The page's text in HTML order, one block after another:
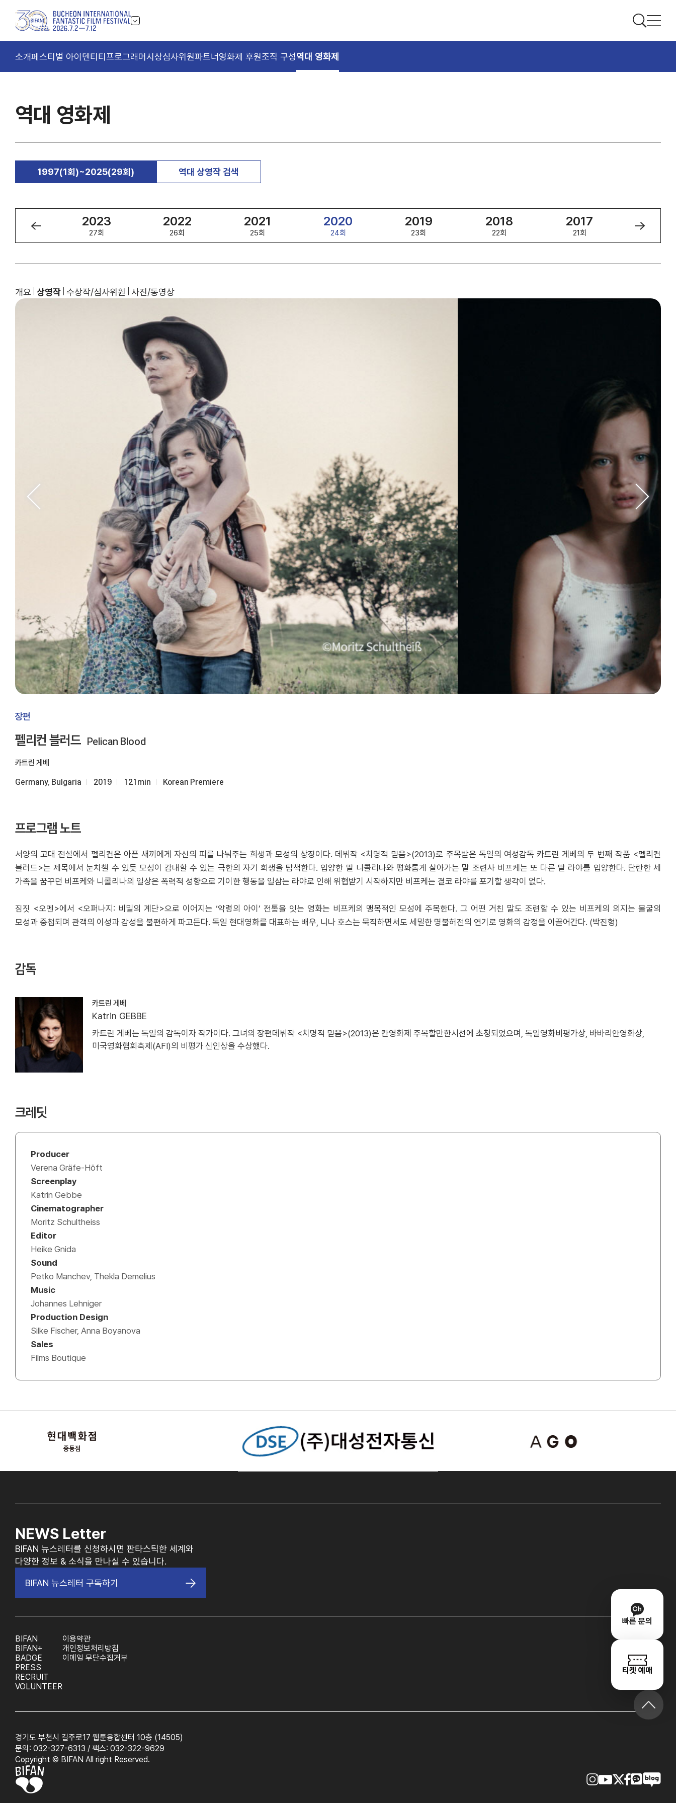
빠른 문의
티켓 예매
소개페스티벌 아이덴티티 프로그래머시상심사위원파트너영화제 후원조직 구성역대 영화제
역대 영화제
1997(1회)~2025(29회) 역대 상영작 검색
2023
27회
2022
26회
2021
25회
2020
24회
2019
23회
2018
22회
2017
21회
개요 상영작 수상작/심사위원 사진/동영상
장편
펠리컨 블러드 Pelican Blood
카트린 게베
Germany, Bulgaria 2019 121min Korean Premiere
프로그램 노트
서양의 고대 전설에서 펠리컨은 아픈 새끼에게 자신의 피를 나눠주는 희생과 모성의 상징이다. 데뷔작 <치명적 믿음>(2013)로 주목받은 독일의 여성감독 카트린 게베의 두 번째 작품 <펠리컨
블러드>는 제목에서 눈치챌 수 있듯 모성이 감내할 수 있는 극한의 자기 희생을 탐색한다. 입양한 딸 니콜리나와 평화롭게 살아가는 말 조련사 비프케는 또 다른 딸 라야를 입양한다. 단란한 세
가족을 꿈꾸던 비프케와 니콜리나의 일상은 폭력적 성향으로 기이한 행동을 일삼는 라야로 인해 위협받기 시작하지만 비프케는 결코 라야를 포기할 생각이 없다.
짐짓 <오멘>에서 <오퍼나지: 비밀의 계단>으로 이어지는 ‘악령의 아이’ 전통을 잇는 영화는 비프케의 맹목적인 모성에 주목한다. 그 어떤 거친 말도 조련할 수 있는 비프케의 의지는 불굴의
모성과 중첩되며 관객의 이성과 감성을 불편하게 파고든다. 독일 현대영화를 대표하는 배우, 니나 호스는 묵직하면서도 세밀한 명불허전의 연기로 영화의 감정을 이끌어간다. (박진형)
감독
카트린 게베
Katrin GEBBE
카트린 게베는 독일의 감독이자 작가이다. 그녀의 장편데뷔작 <치명적 믿음>(2013)은 칸영화제 주목할만한시선에 초청되었으며, 독일영화비평가상, 바바리안영화상,
미국영화협회축제(AFI)의 비평가 신인상을 수상했다.
크레딧
Producer
Verena Gräfe-Höft
Screenplay
Katrin Gebbe
Cinematographer
Moritz Schultheiss
Editor
Heike Gnida
Sound
Petko Manchev, Thekla Demelius
Music
Johannes Lehniger
Production Design
Silke Fischer, Anna Boyanova
Sales
Films Boutique
NEWS Letter
BIFAN 뉴스레터를 신청하시면 판타스틱한 세계와
다양한 정보 & 소식을 만나실 수 있습니다.
BIFAN 뉴스레터 구독하기
BIFAN
BIFAN+
BADGE
PRESS
RECRUIT
VOLUNTEER
이용약관
개인정보처리방침
이메일 무단수집거부
경기도 부천시 길주로17 웹툰융합센터 10층 (14505)
문의: 032-327-6313 / 팩스: 032-322-9629
Copyright © BIFAN All right Reserved.